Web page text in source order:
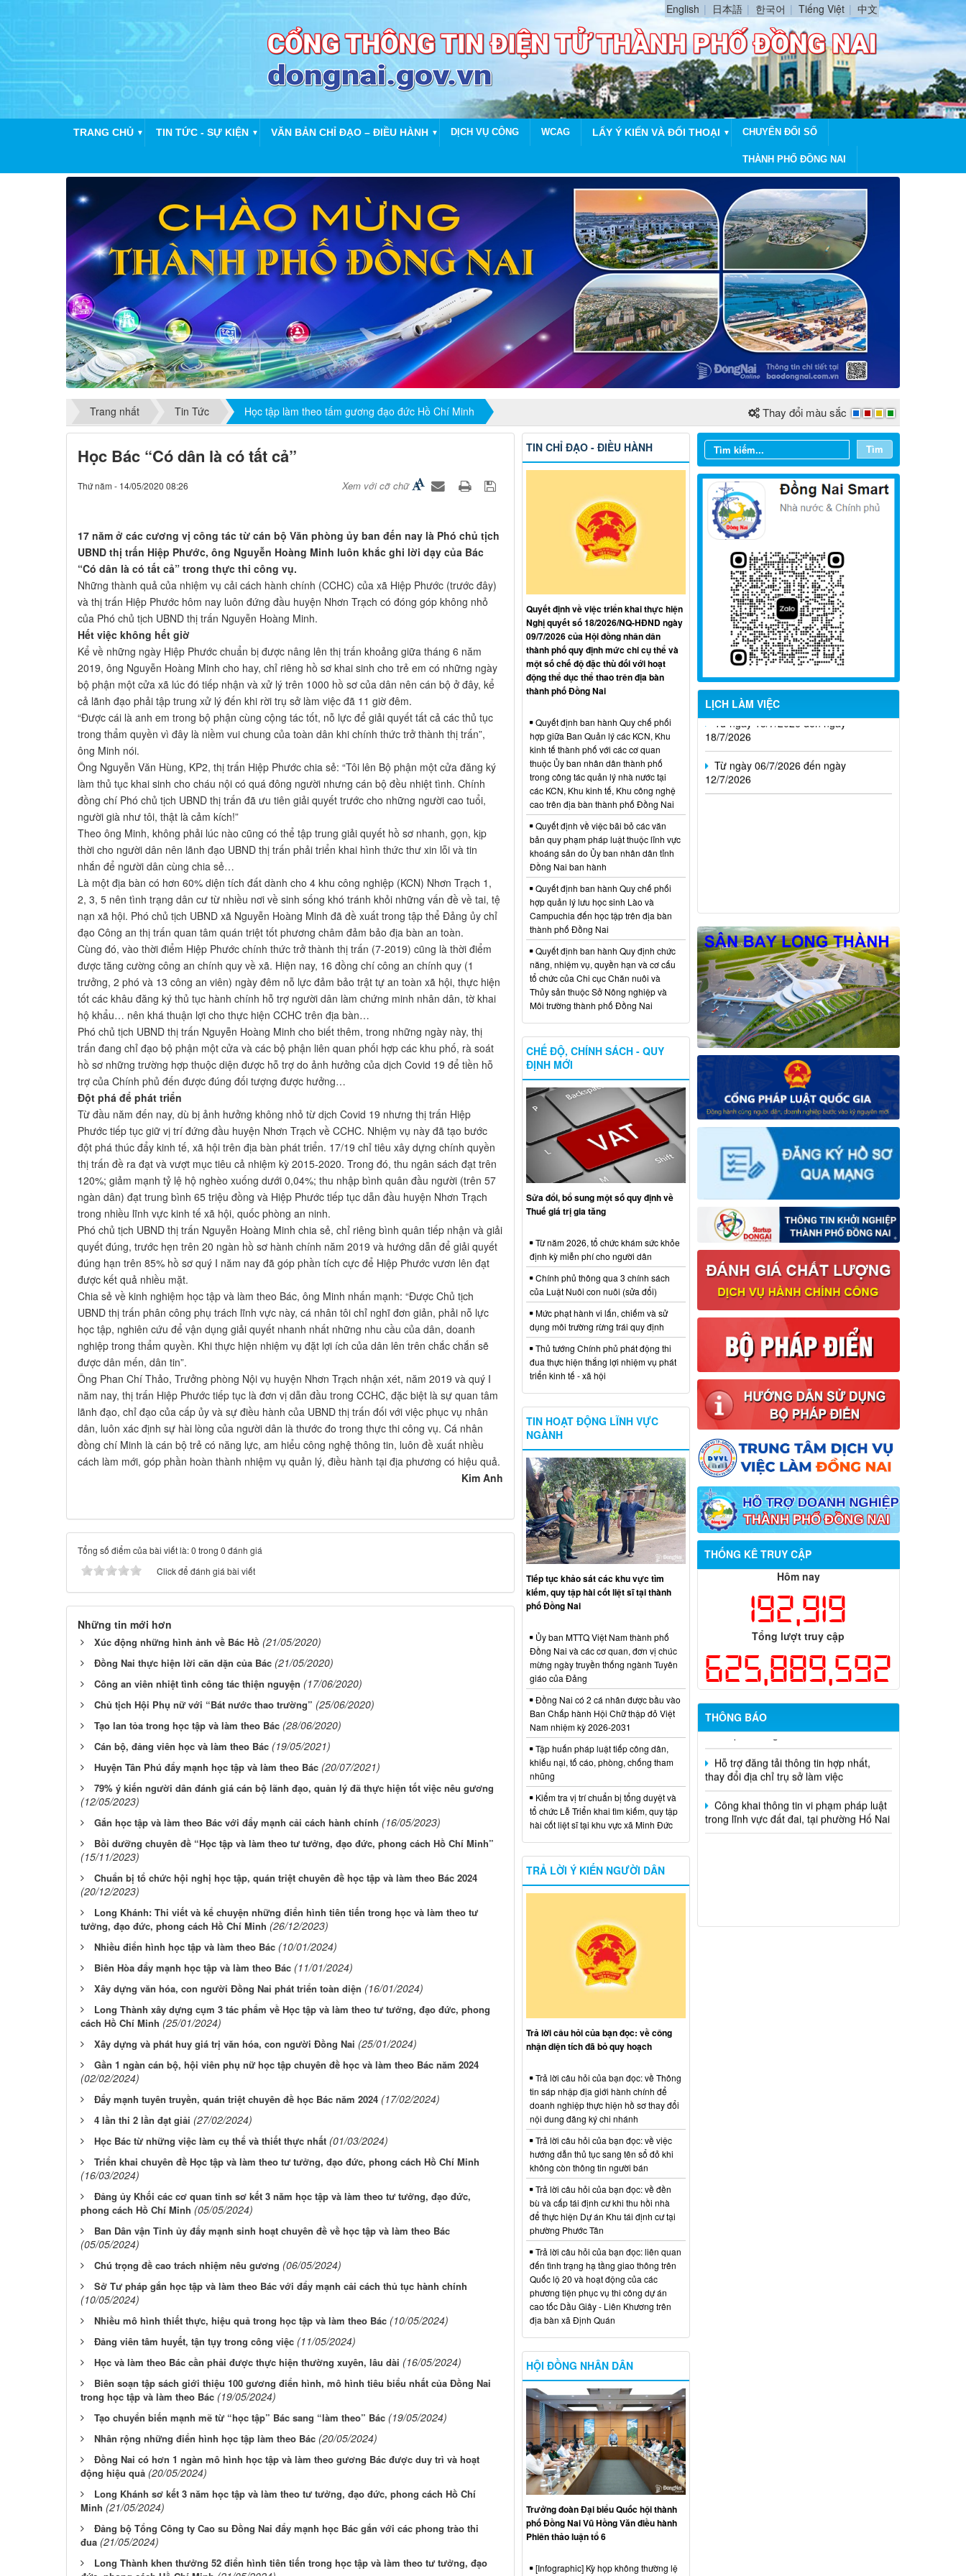
English 日本語 한국어 Tiếng Việt 中文
TRANG CHỦ ▼ TIN TỨC - SỰ KIỆN ▼ VĂN BẢN CHỈ ĐẠO – ĐIỀU HÀNH ▼ DỊCH VỤ CÔNG WCAG LẤY Ý KIẾN VÀ ĐỐI THOẠI ▼ CHUYỂN ĐỔI SỐ
THÀNH PHỐ ĐỒNG NAI
Trang nhất Tin Tức Học tập làm theo tấm gương đạo đức Hồ Chí Minh Thay đổi màu sắc
Học Bác “Có dân là có tất cả”
Thứ năm - 14/05/2020 08:26 Xem với cỡ chữ
17 năm ở các cương vị công tác từ cán bộ Văn phòng ủy ban đến nay là Phó chủ tịch
UBND thị trấn Hiệp Phước, ông Nguyễn Hoàng Minh luôn khắc ghi lời dạy của Bác
“Có dân là có tất cả” trong thực thi công vụ.
Những thành quả của nhiệm vụ cải cách hành chính (CCHC) của xã Hiệp Phước (trước đây)
và thị trấn Hiệp Phước hôm nay luôn đứng đầu huyện Nhơn Trạch có đóng góp không nhỏ
của Phó chủ tịch UBND thị trấn Nguyễn Hoàng Minh.
Hết việc không hết giờ
Kể về những ngày Hiệp Phước chuẩn bị được nâng lên thị trấn khoảng giữa tháng 6 năm
2019, ông Nguyễn Hoàng Minh cho hay, chỉ riêng hồ sơ khai sinh cho trẻ em có những ngày
bộ phận một cửa xã lúc đó tiếp nhận và xử lý trên 1000 hồ sơ của dân nên cán bộ ở đây, kể
cả lãnh đạo phải tập trung xử lý đến khi rời trụ sở làm việc đã 11 giờ đêm.
“Được cái là anh em trong bộ phận cùng cộng tác tốt, nỗ lực để giải quyết tất cả các thủ tục
trong thẩm quyền vì đây là niềm vui chung của toàn dân khi chính thức trở thành thị trấn”,
ông Minh nói.
Ông Nguyễn Văn Hùng, KP2, thị trấn Hiệp Phước chia sẻ: “Tôi lên Bộ phận một cửa đăng ký
làm thủ tục khai sinh cho cháu nội có quá đông người nhưng cán bộ đều nhiệt tình. Chính
đồng chí Phó chủ tịch UBND thị trấn đã ưu tiên giải quyết trước cho những người cao tuổi,
người già như tôi, thật là cảm kích!”
Theo ông Minh, không phải lúc nào cũng có thể tập trung giải quyết hồ sơ nhanh, gọn, kịp
thời cho người dân nên lãnh đạo UBND thị trấn phải triển khai hình thức thư xin lỗi và tin
nhắn để người dân cùng chia sẻ…
Là một địa bàn có hơn 60% diện tích đất dành cho 4 khu công nghiệp (KCN) Nhơn Trạch 1,
2, 3, 5 nên tình trạng dân cư từ nhiều nơi về sinh sống khó tránh khỏi những vấn đề về tai, tệ
nạn xã hội. Phó chủ tịch UBND xã Nguyễn Hoàng Minh đã đề xuất trong tập thể Đảng ủy chỉ
đạo Công an thị trấn quan tâm quán triệt tốt phương châm đảm bảo địa bàn an toàn.
Cùng đó, vào thời điểm Hiệp Phước chính thức trở thành thị trấn (7-2019) cũng là thời điểm
được tăng cường công an chính quy về xã. Hiện nay, 16 đồng chí công an chính quy (1
trưởng, 2 phó và 13 công an viên) ngày đêm nỗ lực đảm bảo trật tự an toàn xã hội, thực hiện
tốt các khâu đăng ký thủ tục hành chính hỗ trợ người dân làm chứng minh nhân dân, tờ khai
hộ khẩu… nên khá thuận lợi cho thực hiện CCHC trên địa bàn…
Phó chủ tịch UBND thị trấn Nguyễn Hoàng Minh cho biết thêm, trong những ngày này, thị
trấn đang chỉ đạo bộ phận một cửa và các bộ phận liên quan phối hợp các khu phố, rà soát
hồ sơ những trường hợp thuộc diện được hỗ trợ do ảnh hưởng của dịch Covid 19 để tiền hỗ
trợ của Chính phủ đến được đúng đối tượng được hưởng…
Đột phá để phát triển
Từ đầu năm đến nay, dù bị ảnh hưởng không nhỏ từ dịch Covid 19 nhưng thị trấn Hiệp
Phước tiếp tục giữ vị trí đứng đầu huyện Nhơn Trạch về CCHC. Nhiệm vụ này đã tạo bước
đột phá thúc đẩy kinh tế, xã hội trên địa bàn phát triển. 17/19 chỉ tiêu xây dựng chính quyền
thị trấn đề ra đạt và vượt mục tiêu cả nhiệm kỳ 2015-2020. Trong đó, thu ngân sách đạt trên
120%; giảm mạnh tỷ lệ hộ nghèo xuống dưới 0,04%; thu nhập bình quân đầu người (trên 57
ngàn dân) đạt trung bình 65 triệu đồng và Hiệp Phước tiếp tục dẫn đầu huyện Nhơn Trạch
trong nhiều lĩnh vực kinh tế xã hội, quốc phòng an ninh.
Phó chủ tịch UBND thị trấn Nguyễn Hoàng Minh chia sẻ, chỉ riêng bình quân tiếp nhận và giải
quyết đúng, trước hẹn trên 20 ngàn hồ sơ hành chính năm 2019 và hướng dẫn để giải quyết
đúng hạn trên 85% hồ sơ quý I năm nay đã góp phần tích cực để Hiệp Phước vươn lên đạt
được kết quả nhiều mặt.
Chia sẻ về kinh nghiệm học tập và làm theo Bác, ông Minh nhấn mạnh: “Được Chủ tịch
UBND thị trấn phân công phụ trách lĩnh vực này, cá nhân tôi chỉ nghĩ đơn giản, phải nỗ lực
học tập, nghiên cứu để vận dụng giải quyết nhanh nhất những nhu cầu của dân, doanh
nghiệp trong thẩm quyền. Khi thực hiện nhiệm vụ đặt lợi ích của dân lên trên chắc chắn sẽ
được dân mến, dân tin”.
Ông Phan Chí Thảo, Trưởng phòng Nội vụ huyện Nhơn Trạch nhận xét, năm 2019 và quý I
năm nay, thị trấn Hiệp Phước tiếp tục là đơn vị dẫn đầu trong CCHC, đặc biệt là sự quan tâm
lãnh đạo, chỉ đạo của cấp ủy và sự điều hành của UBND thị trấn đối với việc phục vụ nhân
dân, luôn xác định sự hài lòng của người dân là thước đo trong thực thi công vụ. Cá nhân
đồng chí Minh là cán bộ trẻ có năng lực, am hiểu công nghệ thông tin, luôn đề xuất nhiều
cách làm mới, góp phần hoàn thành nhiệm vụ quản lý, điều hành tại địa phương có hiệu quả.
Kim Anh
Tổng số điểm của bài viết là: 0 trong 0 đánh giá
Click để đánh giá bài viết
Những tin mới hơn
Xúc động những hình ảnh về Bác Hồ (21/05/2020)
Đồng Nai thực hiện lời căn dặn của Bác (21/05/2020)
Công an viên nhiệt tình công tác thiện nguyện (17/06/2020)
Chủ tịch Hội Phụ nữ với “Bát nước thao trường” (25/06/2020)
Tạo lan tỏa trong học tập và làm theo Bác (28/06/2020)
Cán bộ, đảng viên học và làm theo Bác (19/05/2021)
Huyện Tân Phú đẩy mạnh học tập và làm theo Bác (20/07/2021)
79% ý kiến người dân đánh giá cán bộ lãnh đạo, quản lý đã thực hiện tốt việc nêu gương
(12/05/2023)
Gắn học tập và làm theo Bác với đẩy mạnh cải cách hành chính (16/05/2023)
Bồi dưỡng chuyên đề “Học tập và làm theo tư tưởng, đạo đức, phong cách Hồ Chí Minh”
(15/11/2023)
Chuẩn bị tổ chức hội nghị học tập, quán triệt chuyên đề học tập và làm theo Bác 2024
(20/12/2023)
Long Khánh: Thi viết và kể chuyện những điển hình tiên tiến trong học và làm theo tư
tưởng, đạo đức, phong cách Hồ Chí Minh (26/12/2023)
Nhiều điển hình học tập và làm theo Bác (10/01/2024)
Biên Hòa đẩy mạnh học tập và làm theo Bác (11/01/2024)
Xây dựng văn hóa, con người Đồng Nai phát triển toàn diện (16/01/2024)
Long Thành xây dựng cụm 3 tác phẩm về Học tập và làm theo tư tưởng, đạo đức, phong
cách Hồ Chí Minh (25/01/2024)
Xây dựng và phát huy giá trị văn hóa, con người Đồng Nai (25/01/2024)
Gần 1 ngàn cán bộ, hội viên phụ nữ học tập chuyên đề học và làm theo Bác năm 2024
(02/02/2024)
Đẩy mạnh tuyên truyền, quán triệt chuyên đề học Bác năm 2024 (17/02/2024)
4 lần thi 2 lần đạt giải (27/02/2024)
Học Bác từ những việc làm cụ thể và thiết thực nhất (01/03/2024)
Triển khai chuyên đề Học tập và làm theo tư tưởng, đạo đức, phong cách Hồ Chí Minh
(16/03/2024)
Đảng ủy Khối các cơ quan tỉnh sơ kết 3 năm học tập và làm theo tư tưởng, đạo đức,
phong cách Hồ Chí Minh (05/05/2024)
Ban Dân vận Tỉnh ủy đẩy mạnh sinh hoạt chuyên đề về học tập và làm theo Bác
(05/05/2024)
Chú trọng đề cao trách nhiệm nêu gương (06/05/2024)
Sở Tư pháp gắn học tập và làm theo Bác với đẩy mạnh cải cách thủ tục hành chính
(10/05/2024)
Nhiều mô hình thiết thực, hiệu quả trong học tập và làm theo Bác (10/05/2024)
Đảng viên tâm huyết, tận tụy trong công việc (11/05/2024)
Học và làm theo Bác cần phải được thực hiện thường xuyên, lâu dài (16/05/2024)
Biên soạn tập sách giới thiệu 100 gương điển hình, mô hình tiêu biểu nhất của Đồng Nai
trong học tập và làm theo Bác (19/05/2024)
Tạo chuyển biến mạnh mẽ từ “học tập” Bác sang “làm theo” Bác (19/05/2024)
Nhân rộng những điển hình học tập làm theo Bác (20/05/2024)
Đồng Nai có hơn 1 ngàn mô hình học tập và làm theo gương Bác được duy trì và hoạt
động hiệu quả (20/05/2024)
Long Khánh sơ kết 3 năm học tập và làm theo tư tưởng, đạo đức, phong cách Hồ Chí
Minh (21/05/2024)
Đảng bộ Tổng Công ty Cao su Đồng Nai đẩy mạnh học Bác gắn với các phong trào thi
đua (21/05/2024)
Long Thành khen thưởng 52 điển hình tiên tiến trong học tập và làm theo tư tưởng, đạo
Tìm
LỊCH LÀM VIỆC
Từ ngày 03/8/2026 đến ngày
09/8/2026
Từ ngày 27/7/2026 đến ngày
02/8/2026
Từ ngày 20/7/2026 đến ngày
26/7/2026
Từ ngày 13/7/2026 đến ngày
18/7/2026
12/7/2026
THỐNG KÊ TRUY CẬP
Hôm nay
192,919
Tổng lượt truy cập
625,889,592
THÔNG BÁO
Thông báo về việc tuyển dụng viên
chức năm 2026
Thông báo tuyển chọn tổ chức và cá
nhân chủ trì thực hiện nhiệm vụ khoa
học và công nghệ cấp thành phố sử
dụng ngân sách nhà nước đặt hàng thực
hiện năm 2026 (đợt 1) lần 3
Kế hoạch Thông tin, tuyên truyền triển
khai Kế hoạch Khám sức khỏe định kỳ
hoặc khám sàng lọc miễn phí ít nhất mỗi
năm một lần cho người dân trên địa bàn
thành phố Đồng Nai
Hỗ trợ đăng tải thông tin hợp nhất,
thay đổi địa chỉ trụ sở làm việc
Công khai thông tin vi phạm pháp luật
trong lĩnh vực đất đai, tại phường Hố Nai
TIN CHỈ ĐẠO - ĐIỀU HÀNH
Quyết định về việc triển khai thực hiện
Nghị quyết số 18/2026/NQ-HĐND ngày
09/7/2026 của Hội đồng nhân dân
thành phố quy định mức chi cụ thể và
một số chế độ đặc thù đối với hoạt
động thể dục thể thao trên địa bàn
thành phố Đồng Nai
Quyết định ban hành Quy chế phối
hợp giữa Ban Quản lý các KCN, Khu
kinh tế thành phố với các cơ quan
thuộc Ủy ban nhân dân thành phố
trong công tác quản lý nhà nước tại
các KCN, Khu kinh tế, Khu công nghệ
cao trên địa bàn thành phố Đồng Nai
Quyết định về việc bãi bỏ các văn
bản quy phạm pháp luật thuộc lĩnh vực
khoáng sản do Ủy ban nhân dân tỉnh
Đồng Nai ban hành
Quyết định ban hành Quy chế phối
hợp quản lý lưu học sinh Lào và
Campuchia đến học tập trên địa bàn
thành phố Đồng Nai
Quyết định ban hành Quy định chức
năng, nhiệm vụ, quyền hạn và cơ cấu
tổ chức của Chi cục Chăn nuôi và
Thủy sản thuộc Sở Nông nghiệp và
Môi trường thành phố Đồng Nai
CHẾ ĐỘ, CHÍNH SÁCH - QUY
ĐỊNH MỚI
Sửa đổi, bổ sung một số quy định về
Thuế giá trị gia tăng
Từ năm 2026, tổ chức khám sức khỏe
định kỳ miễn phí cho người dân
Chính phủ thông qua 3 chính sách
của Luật Nuôi con nuôi (sửa đổi)
Mức phạt hành vi lấn, chiếm và sử
dụng môi trường rừng trái quy định
Thủ tướng Chính phủ phát động thi
đua thực hiện thắng lợi nhiệm vụ phát
triển kinh tế - xã hội
TIN HOẠT ĐỘNG LĨNH VỰC
NGÀNH
Tiếp tục khảo sát các khu vực tìm
kiếm, quy tập hài cốt liệt sĩ tại thành
phố Đồng Nai
Ủy ban MTTQ Việt Nam thành phố
Đồng Nai và các cơ quan, đơn vị chúc
mừng ngày truyền thống ngành Tuyên
giáo của Đảng
Đồng Nai có 2 cá nhân được bầu vào
Ban Chấp hành Hội Chữ thập đỏ Việt
Nam nhiệm kỳ 2026-2031
Tập huấn pháp luật tiếp công dân,
khiếu nại, tố cáo, phòng, chống tham
nhũng
Kiểm tra vị trí chuẩn bị tổng duyệt và
tổ chức Lễ Triển khai tìm kiếm, quy tập
hài cốt liệt sĩ tại khu vực xã Minh Đức
TRẢ LỜI Ý KIẾN NGƯỜI DÂN
Trả lời câu hỏi của bạn đọc: về công
nhận diện tích đã bỏ quy hoạch
Trả lời câu hỏi của bạn đọc: về Thông
tin sáp nhập địa giới hành chính để
doanh nghiệp thực hiện hồ sơ thay đổi
nội dung đăng ký chi nhánh
Trả lời câu hỏi của bạn đọc: về việc
hướng dẫn thủ tục sang tên sổ đỏ khi
không còn thông tin người bán
Trả lời câu hỏi của bạn đọc: về đền
bù và cấp tái định cư khi thu hồi nhà
để thực hiện Dự án Khu tái định cư tại
phường Phước Tân
Trả lời câu hỏi của bạn đọc: liên quan
đến tình trạng hạ tầng giao thông trên
Quốc lộ 20 và hoạt động của các
phương tiện phục vụ thi công dự án
cao tốc Dầu Giây - Liên Khương trên
địa bàn xã Định Quán
HỘI ĐỒNG NHÂN DÂN
Trưởng đoàn Đại biểu Quốc hội thành
phố Đồng Nai Vũ Hồng Văn điều hành
Phiên thảo luận tổ 6
[Infographic] Kỳ họp không thường lệ